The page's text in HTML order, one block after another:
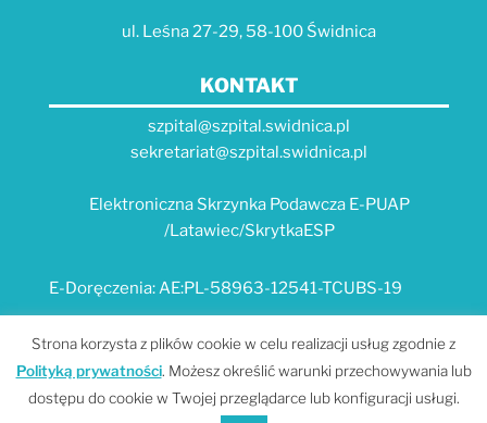
ul. Leśna 27-29, 58-100 Świdnica
KONTAKT
szpital@szpital.swidnica.pl
sekretariat@szpital.swidnica.pl
Elektroniczna Skrzynka Podawcza E-PUAP
/Latawiec/SkrytkaESP
E-Doręczenia: AE:PL-58963-12541-TCUBS-19
E-USŁUGI
Platforma e-usług Szpitala "Latawiec" --- MPI
Portal Dolnośląskiego E-Zdrowia
Strona korzysta z plików cookie w celu realizacji usług zgodnie z
Polityką prywatności. Możesz określić warunki przechowywania lub
dostępu do cookie w Twojej przeglądarce lub konfiguracji usługi.